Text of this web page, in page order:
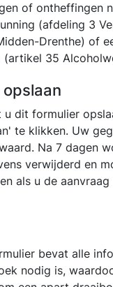
of ontheffingen
(afdeling 3
Drenthe) of
35
u dit formulier
te klikken. Uw
Na 7 dagen
verwijderd en
als u de
bevat alle
nodig is,